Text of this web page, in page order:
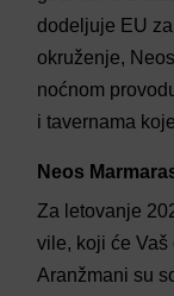
dodeljuje EU
okruženje,
noćnom
i tavernama
Neos
Za letovanje
vile, koji će Vaš
Aranžmani su